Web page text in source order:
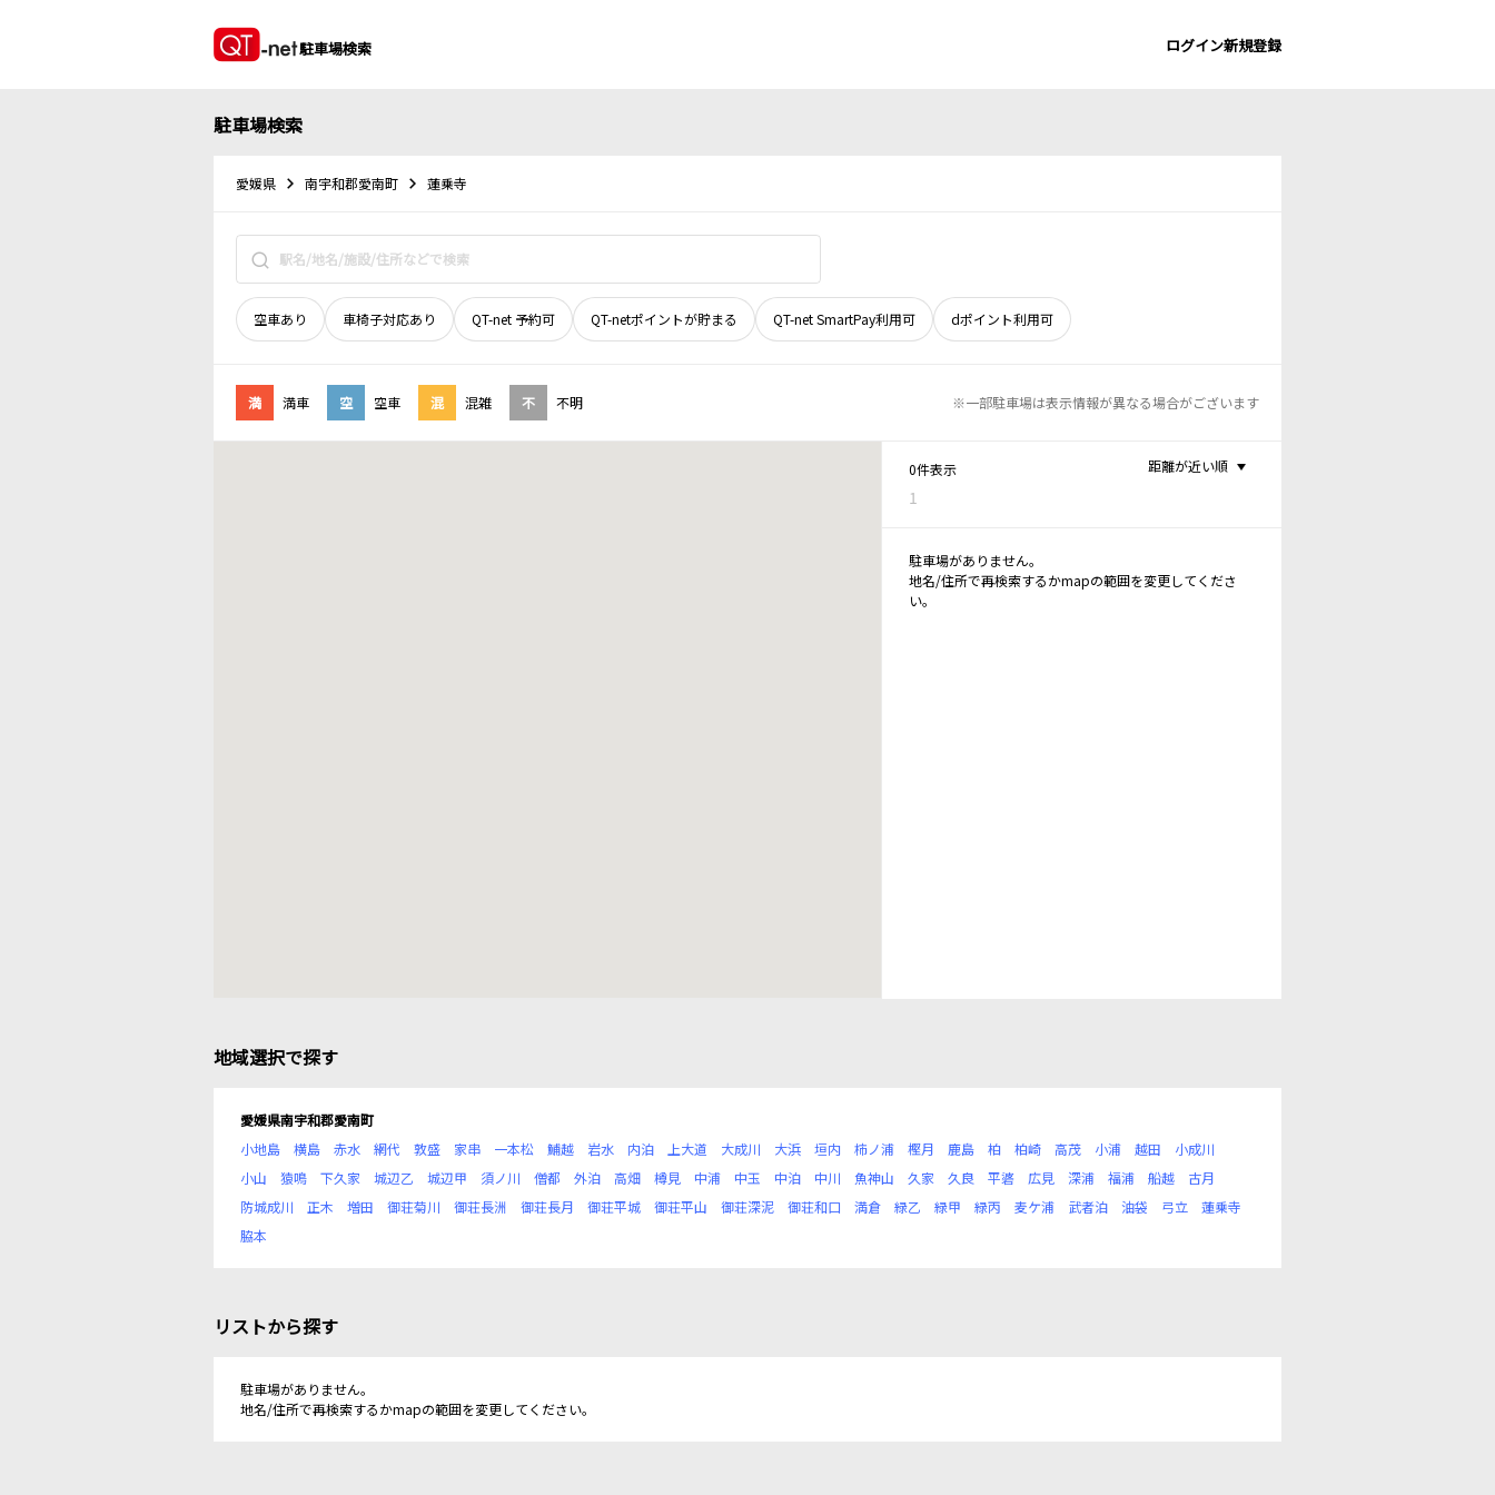
駐車場検索 ログイン新規登録
駐車場検索
愛媛県 南宇和郡愛南町 蓮乗寺
空車あり 車椅子対応あり QT-net 予約可 QT-netポイントが貯まる QT-net SmartPay利用可 dポイント利用可
満 満車 空 空車 混 混雑 不 不明 ※一部駐車場は表示情報が異なる場合がございます
0件表示
1
距離が近い順
駐車場がありません。
地名/住所で再検索するかmapの範囲を変更してくださ
い。
地域選択で探す
愛媛県南宇和郡愛南町
小地島
横島 赤水 網代 敦盛 家串 一本松 鯆越 岩水 内泊 上大道 大成川 大浜 垣内 柿ノ浦 樫月 鹿島 柏 柏崎 高茂 小浦 越田
小成川
小山
猿鳴 下久家 城辺乙 城辺甲 須ノ川 僧都 外泊 高畑 樽見 中浦 中玉 中泊 中川 魚神山 久家 久良 平碆 広見 深浦 福浦 船越
古月
防城成川
正木 増田 御荘菊川 御荘長洲 御荘長月 御荘平城 御荘平山 御荘深泥 御荘和口 満倉 緑乙 緑甲 緑丙 麦ケ浦 武者泊 油袋 弓立
蓮乗寺
脇本
リストから探す
駐車場がありません。
地名/住所で再検索するかmapの範囲を変更してください。